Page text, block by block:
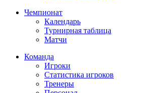
Чемпионат
Календарь
Турнирная таблица
Матчи
Команда
Игроки
Статистика игроков
Тренеры